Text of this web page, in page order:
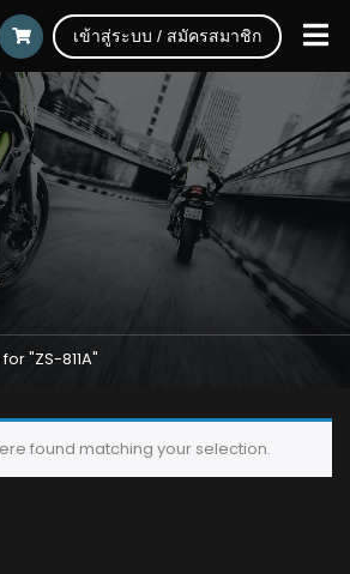
เข้าสู่ระบบ / สมัครสมาชิก
"ZS-811A"
found matching your selection.